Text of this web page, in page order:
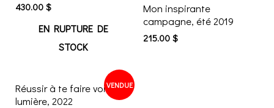
430.00 $
Mon inspirante
campagne, été 2019
215.00 $
VENDUE
EN RUPTURE DE
STOCK
Réussir à te faire voir la
lumière, 2022